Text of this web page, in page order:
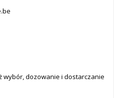
wybór, dozowanie i dostarczanie